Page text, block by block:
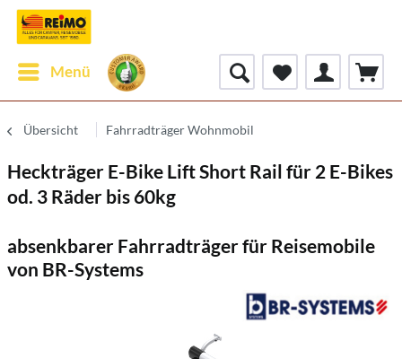
Menü
Übersicht Fahrradträger Wohnmobil
Heckträger E-Bike Lift Short Rail für 2 E-Bikes
od. 3 Räder bis 60kg
absenkbarer Fahrradträger für Reisemobile
von BR-Systems